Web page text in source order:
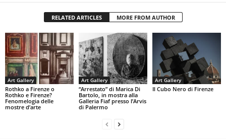
RELATED ARTICLES MORE FROM AUTHOR
Art Gallery
Rothko a Firenze o
Rothko e Firenze?
Fenomelogia delle
mostre d’arte
Art Gallery
“Arrestato” di Marica Di
Bartolo, in mostra alla
Galleria Fiaf presso l’Arvis
di Palermo
Art Gallery
Il Cubo Nero di Firenze